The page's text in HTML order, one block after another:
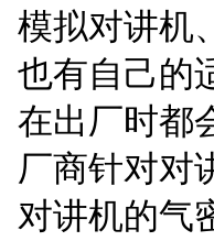
模拟对讲机
也有自己的
在出厂时都
厂商针对对
对讲机的气